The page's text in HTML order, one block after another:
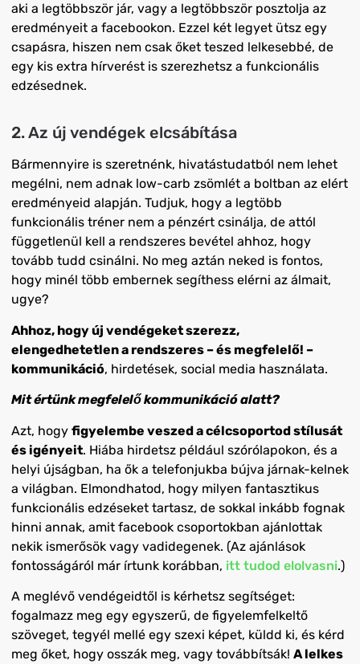
aki a legtöbbször jár, vagy a legtöbbször posztolja az
eredményeit a facebookon. Ezzel két legyet ütsz egy
csapásra, hiszen nem csak őket teszed lelkesebbé, de
egy kis extra hírverést is szerezhetsz a funkcionális
edzésednek.
2. Az új vendégek elcsábítása
Bármennyire is szeretnénk, hivatástudatból nem lehet
megélni, nem adnak low-carb zsömlét a boltban az elért
eredményeid alapján. Tudjuk, hogy a legtöbb
funkcionális tréner nem a pénzért csinálja, de attól
függetlenül kell a rendszeres bevétel ahhoz, hogy
tovább tudd csinálni. No meg aztán neked is fontos,
hogy minél több embernek segíthess elérni az álmait,
ugye?
Ahhoz, hogy új vendégeket szerezz,
elengedhetetlen a rendszeres – és megfelelő! –
kommunikáció, hirdetések, social media használata.
Mit értünk megfelelő kommunikáció alatt?
Azt, hogy figyelembe veszed a célcsoportod stílusát
és igényeit. Hiába hirdetsz például szórólapokon, és a
helyi újságban, ha ők a telefonjukba bújva járnak-kelnek
a világban. Elmondhatod, hogy milyen fantasztikus
funkcionális edzéseket tartasz, de sokkal inkább fognak
hinni annak, amit facebook csoportokban ajánlottak
nekik ismerősök vagy vadidegenek. (Az ajánlások
fontosságáról már írtunk korábban, itt tudod elolvasni.)
A meglévő vendégeidtől is kérhetsz segítséget:
fogalmazz meg egy egyszerű, de figyelemfelkeltő
szöveget, tegyél mellé egy szexi képet, küldd ki, és kérd
meg őket, hogy osszák meg, vagy továbbítsák! A lelkes